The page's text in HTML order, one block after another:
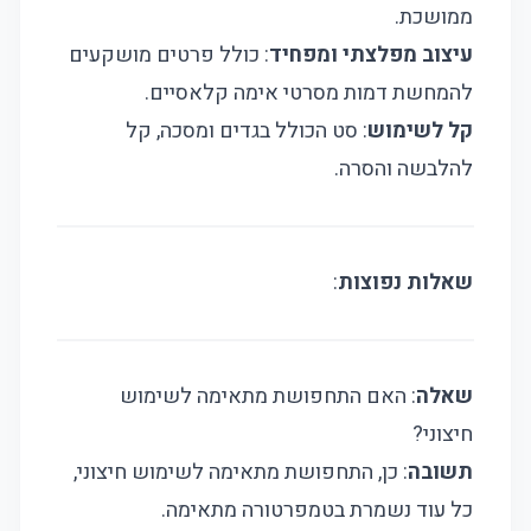
ממושכת.
עיצוב מפלצתי ומפחיד: כולל פרטים מושקעים
להמחשת דמות מסרטי אימה קלאסיים.
קל לשימוש: סט הכולל בגדים ומסכה, קל
להלבשה והסרה.
שאלות נפוצות:
שאלה: האם התחפושת מתאימה לשימוש
חיצוני?
תשובה: כן, התחפושת מתאימה לשימוש חיצוני,
כל עוד נשמרת בטמפרטורה מתאימה.